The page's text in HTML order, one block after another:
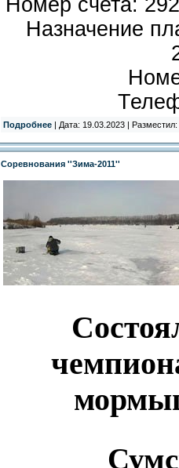
Номер счета:
Назначение
Подробнее | Дата: 19.03.2023 | Разместил:
Соревнования ''Зима-2011''